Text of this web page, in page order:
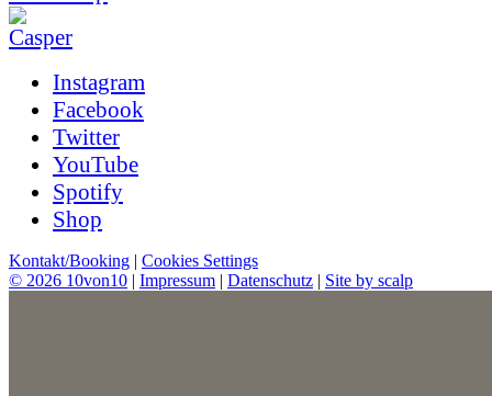
Instagram
Facebook
Twitter
YouTube
Spotify
Shop
Kontakt/Booking | Cookies Settings
© 2026 10von10 | Impressum | Datenschutz | Site by scalp